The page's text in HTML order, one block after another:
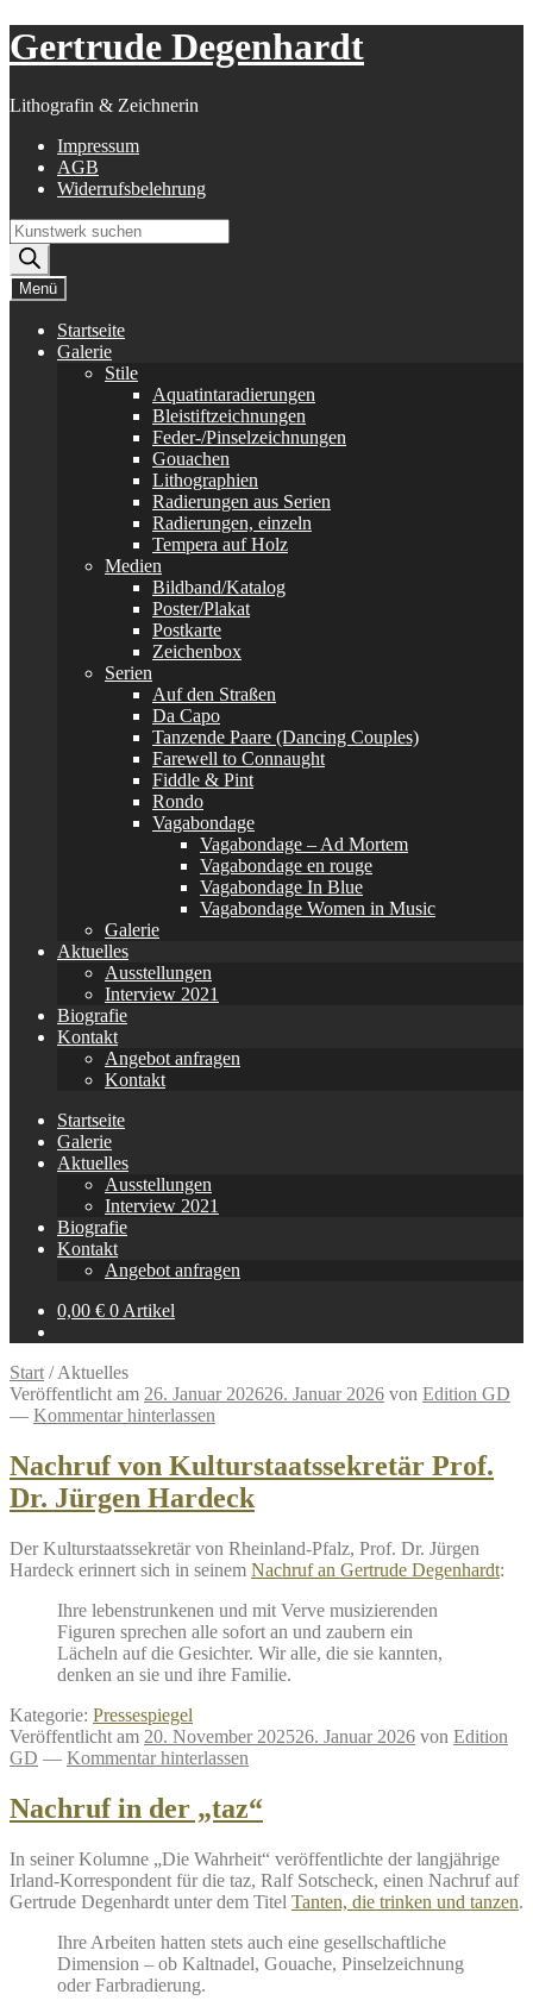
Zur
Navigation
Zum
Inhalt
Gertrude Degenhardt
Lithografin & Zeichnerin
Impressum
AGB
Widerrufsbelehrung
Products
search
Menü
Startseite
Galerie
Stile
Aquatintaradierungen
Bleistiftzeichnungen
Feder-/Pinselzeichnungen
Gouachen
Lithographien
Radierungen aus Serien
Radierungen, einzeln
Tempera auf Holz
Medien
Bildband/Katalog
Poster/Plakat
Postkarte
Zeichenbox
Serien
Auf den Straßen
Da Capo
Tanzende Paare (Dancing Couples)
Farewell to Connaught
Fiddle & Pint
Rondo
Vagabondage
Vagabondage – Ad Mortem
Vagabondage en rouge
Vagabondage In Blue
Vagabondage Women in Music
Galerie
Aktuelles
Ausstellungen
Interview 2021
Biografie
Kontakt
Angebot anfragen
Kontakt
Startseite
Galerie
Aktuelles
Ausstellungen
Interview 2021
Biografie
Kontakt
Angebot anfragen
0,00 € 0 Artikel
Start /Aktuelles
Veröffentlicht am 26. Januar 202626. Januar 2026 von Edition GD
— Kommentar hinterlassen
Nachruf von Kulturstaatssekretär Prof.
Dr. Jürgen Hardeck
Der Kulturstaatssekretär von Rheinland-Pfalz, Prof. Dr. Jürgen
Hardeck erinnert sich in seinem Nachruf an Gertrude Degenhardt:
Ihre lebenstrunkenen und mit Verve musizierenden
Figuren sprechen alle sofort an und zaubern ein
Lächeln auf die Gesichter. Wir alle, die sie kannten,
denken an sie und ihre Familie.
Kategorie: Pressespiegel
Veröffentlicht am 20. November 202526. Januar 2026 von Edition
GD — Kommentar hinterlassen
Nachruf in der „taz“
In seiner Kolumne „Die Wahrheit“ veröffentlichte der langjährige
Irland-Korrespondent für die taz, Ralf Sotscheck, einen Nachruf auf
Gertrude Degenhardt unter dem Titel Tanten, die trinken und tanzen.
Ihre Arbeiten hatten stets auch eine gesellschaftliche
Dimension – ob Kaltnadel, Gouache, Pinselzeichnung
oder Farbradierung.